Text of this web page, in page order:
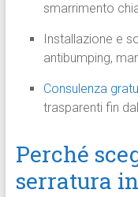
smarrimento
Installazione e
antibumping,
Consulenza
trasparenti fin
Perché
serratura